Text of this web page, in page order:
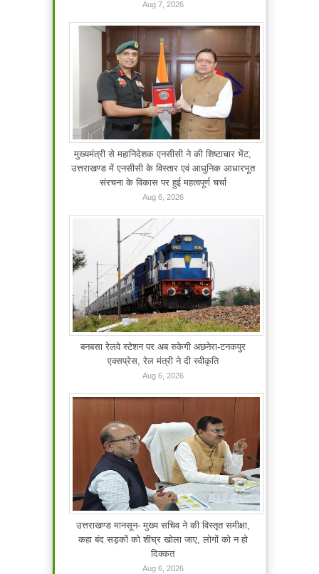
Aug 7, 2026
मुख्यमंत्री से महानिदेशक एनसीसी ने की शिष्टाचार भेंट,
उत्तराखण्ड में एनसीसी के विस्तार एवं आधुनिक आधारभूत
संरचना के विकास पर हुई महत्वपूर्ण चर्चा
Aug 6, 2026
बनबसा रेलवे स्टेशन पर अब रुकेगी अछनेरा-टनकपुर
एक्सप्रेस, रेल मंत्री ने दी स्वीकृति
Aug 6, 2026
उत्तराखण्ड मानसून- मुख्य सचिव ने की विस्तृत समीक्षा,
कहा बंद सड़कों को शीघ्र खोला जाए, लोगों को न हो
दिक्कत
Aug 6, 2026